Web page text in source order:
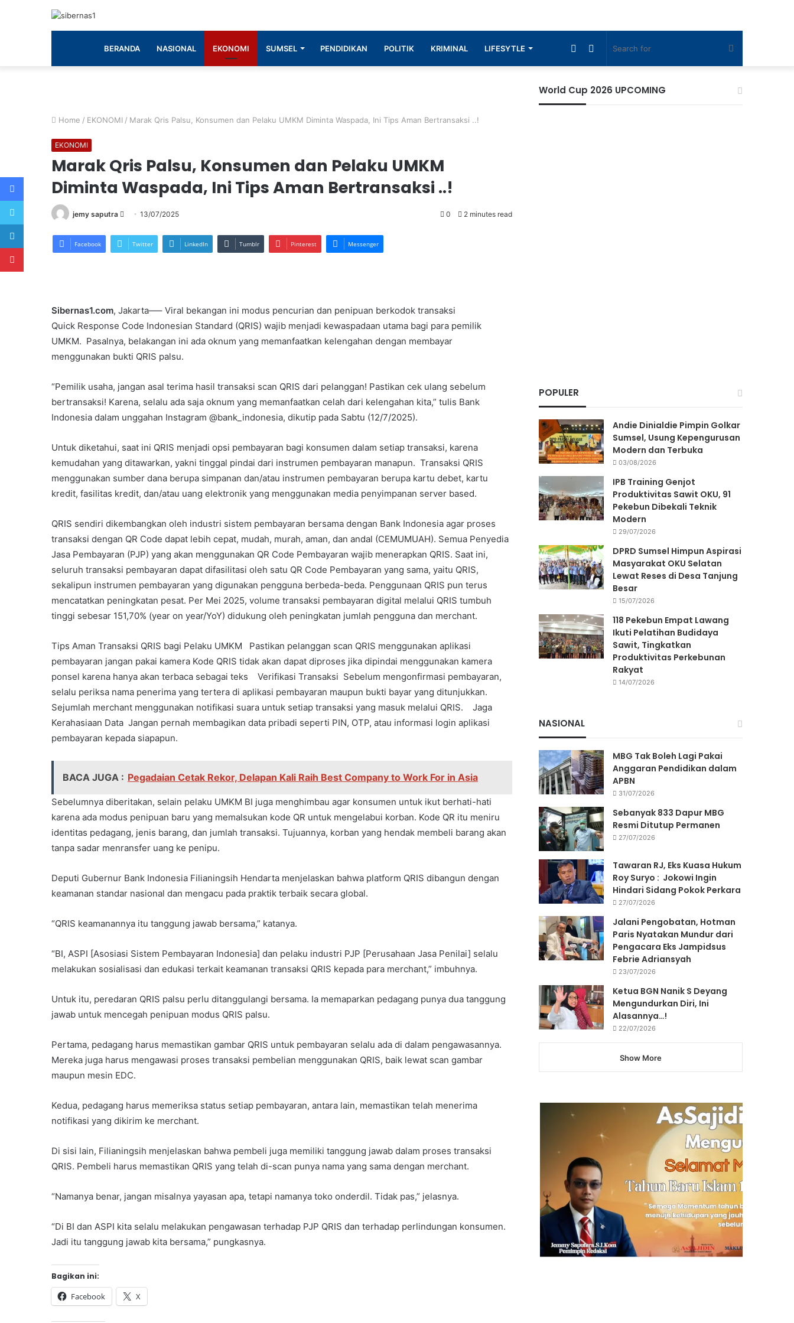
BERANDA NASIONAL EKONOMI SUMSEL PENDIDIKAN POLITIK KRIMINAL LIFESYTLE Search
Switch
Sidebar
Home / EKONOMI / Marak Qris Palsu, Konsumen dan Pelaku UMKM Diminta Waspada, Ini Tips Aman Bertransaksi ..!
EKONOMI
Marak Qris Palsu, Konsumen dan Pelaku UMKM
Diminta Waspada, Ini Tips Aman Bertransaksi ..!
jemy saputra
Send
email
13/07/2025 0 2 minutes read
Facebook Twitter LinkedIn Tumblr Pinterest Messenger
Sibernas1.com, Jakarta—– Viral bekangan ini modus pencurian dan penipuan berkodok transaksi
Quick Response Code Indonesian Standard (QRIS) wajib menjadi kewaspadaan utama bagi para pemilik
UMKM. Pasalnya, belakangan ini ada oknum yang memanfaatkan kelengahan dengan membayar
menggunakan bukti QRIS palsu.
“Pemilik usaha, jangan asal terima hasil transaksi scan QRIS dari pelanggan! Pastikan cek ulang sebelum
bertransaksi! Karena, selalu ada saja oknum yang memanfaatkan celah dari kelengahan kita,” tulis Bank
Indonesia dalam unggahan Instagram @bank_indonesia, dikutip pada Sabtu (12/7/2025).
Untuk diketahui, saat ini QRIS menjadi opsi pembayaran bagi konsumen dalam setiap transaksi, karena
kemudahan yang ditawarkan, yakni tinggal pindai dari instrumen pembayaran manapun. Transaksi QRIS
menggunakan sumber dana berupa simpanan dan/atau instrumen pembayaran berupa kartu debet, kartu
kredit, fasilitas kredit, dan/atau uang elektronik yang menggunakan media penyimpanan server based.
QRIS sendiri dikembangkan oleh industri sistem pembayaran bersama dengan Bank Indonesia agar proses
transaksi dengan QR Code dapat lebih cepat, mudah, murah, aman, dan andal (CEMUMUAH). Semua Penyedia
Jasa Pembayaran (PJP) yang akan menggunakan QR Code Pembayaran wajib menerapkan QRIS. Saat ini,
seluruh transaksi pembayaran dapat difasilitasi oleh satu QR Code Pembayaran yang sama, yaitu QRIS,
sekalipun instrumen pembayaran yang digunakan pengguna berbeda-beda. Penggunaan QRIS pun terus
mencatatkan peningkatan pesat. Per Mei 2025, volume transaksi pembayaran digital melalui QRIS tumbuh
tinggi sebesar 151,70% (year on year/YoY) didukung oleh peningkatan jumlah pengguna dan merchant.
Tips Aman Transaksi QRIS bagi Pelaku UMKM Pastikan pelanggan scan QRIS menggunakan aplikasi
pembayaran jangan pakai kamera Kode QRIS tidak akan dapat diproses jika dipindai menggunakan kamera
ponsel karena hanya akan terbaca sebagai teks Verifikasi Transaksi Sebelum mengonfirmasi pembayaran,
selalu periksa nama penerima yang tertera di aplikasi pembayaran maupun bukti bayar yang ditunjukkan.
Sejumlah merchant menggunakan notifikasi suara untuk setiap transaksi yang masuk melalui QRIS. Jaga
Kerahasiaan Data Jangan pernah membagikan data pribadi seperti PIN, OTP, atau informasi login aplikasi
pembayaran kepada siapapun.
BACA JUGA : Pegadaian Cetak Rekor, Delapan Kali Raih Best Company to Work For in Asia
Sebelumnya diberitakan, selain pelaku UMKM BI juga menghimbau agar konsumen untuk ikut berhati-hati
karena ada modus penipuan baru yang memalsukan kode QR untuk mengelabui korban. Kode QR itu meniru
identitas pedagang, jenis barang, dan jumlah transaksi. Tujuannya, korban yang hendak membeli barang akan
tanpa sadar menransfer uang ke penipu.
Deputi Gubernur Bank Indonesia Filianingsih Hendarta menjelaskan bahwa platform QRIS dibangun dengan
keamanan standar nasional dan mengacu pada praktik terbaik secara global.
“QRIS keamanannya itu tanggung jawab bersama,” katanya.
“BI, ASPI [Asosiasi Sistem Pembayaran Indonesia] dan pelaku industri PJP [Perusahaan Jasa Penilai] selalu
melakukan sosialisasi dan edukasi terkait keamanan transaksi QRIS kepada para merchant,” imbuhnya.
Untuk itu, peredaran QRIS palsu perlu ditanggulangi bersama. Ia memaparkan pedagang punya dua tanggung
jawab untuk mencegah penipuan modus QRIS palsu.
Pertama, pedagang harus memastikan gambar QRIS untuk pembayaran selalu ada di dalam pengawasannya.
Mereka juga harus mengawasi proses transaksi pembelian menggunakan QRIS, baik lewat scan gambar
maupun mesin EDC.
Kedua, pedagang harus memeriksa status setiap pembayaran, antara lain, memastikan telah menerima
notifikasi yang dikirim ke merchant.
Di sisi lain, Filianingsih menjelaskan bahwa pembeli juga memiliki tanggung jawab dalam proses transaksi
QRIS. Pembeli harus memastikan QRIS yang telah di-scan punya nama yang sama dengan merchant.
“Namanya benar, jangan misalnya yayasan apa, tetapi namanya toko onderdil. Tidak pas,” jelasnya.
“Di BI dan ASPI kita selalu melakukan pengawasan terhadap PJP QRIS dan terhadap perlindungan konsumen.
Jadi itu tanggung jawab kita bersama,” pungkasnya.
Bagikan ini:
Facebook X
World Cup 2026 UPCOMING
POPULER
Andie Dinialdie Pimpin Golkar
Sumsel, Usung Kepengurusan
Modern dan Terbuka
03/08/2026
IPB Training Genjot
Produktivitas Sawit OKU, 91
Pekebun Dibekali Teknik
Modern
29/07/2026
DPRD Sumsel Himpun Aspirasi
Masyarakat OKU Selatan
Lewat Reses di Desa Tanjung
Besar
15/07/2026
118 Pekebun Empat Lawang
Ikuti Pelatihan Budidaya
Sawit, Tingkatkan
Produktivitas Perkebunan
Rakyat
14/07/2026
NASIONAL
MBG Tak Boleh Lagi Pakai
Anggaran Pendidikan dalam
APBN
31/07/2026
Sebanyak 833 Dapur MBG
Resmi Ditutup Permanen
27/07/2026
Tawaran RJ, Eks Kuasa Hukum
Roy Suryo : Jokowi Ingin
Hindari Sidang Pokok Perkara
27/07/2026
Jalani Pengobatan, Hotman
Paris Nyatakan Mundur dari
Pengacara Eks Jampidsus
Febrie Adriansyah
23/07/2026
Ketua BGN Nanik S Deyang
Mengundurkan Diri, Ini
Alasannya…!
22/07/2026
Show More
Facebook
Twitter
LinkedIn
Pinterest